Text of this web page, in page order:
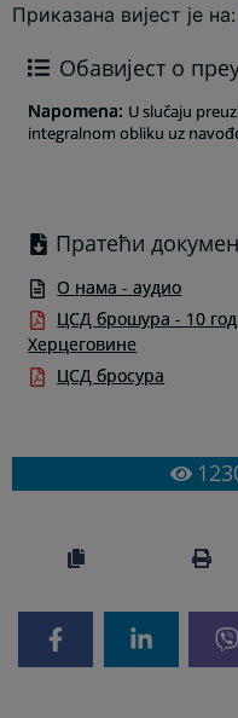
Приказана вијест је на:
Обавијест о
Napomena: U slučaju
integralnom obliku uz
Пратећи
О нама - аудио
ЦСД брошура - 10
Херцеговине
ЦСД бросура